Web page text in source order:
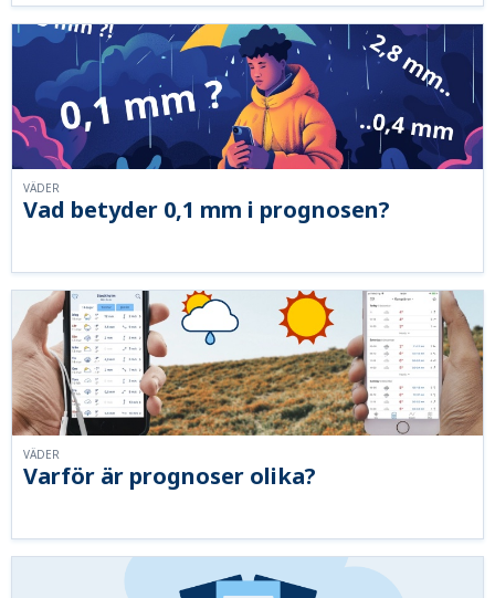
Vad betyder 0,1 mm i prognosen?
VÄDER
Varför är prognoser olika?
VÄDER